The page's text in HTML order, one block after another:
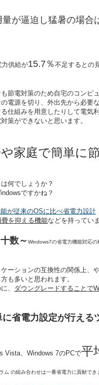
が逼迫し猛暑の場合
力供給が15.7％不足するとの
節電対策のため自宅のコン
電源を切り、外出先から必要
仕組みを用意したりして電気
策ができないと思います。
家庭で簡単に
何でしょうか？
ですかね？
が従来のOSに比べ省電力設計
を抑える機能などを持っていま
十数～ Windows7の省電力機能対応の
ーションの互換性の関係上、
も多いと思われます。
、 ダウングレードすることで
省電力設定が行える
Vista、Windows 7のPCで平
ム の組み合わせは一番省電力に貢献でき